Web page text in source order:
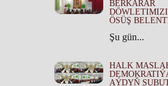
BERKARAR
ÖSÜŞ
Şu gün...
HALK
AÝDYŇ